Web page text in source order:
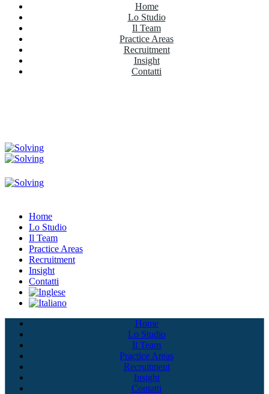
Home
Lo Studio
Il Team
Practice Areas
Recruitment
Insight
Contatti
Home
Lo Studio
Il Team
Practice Areas
Recruitment
Insight
Contatti
Home
Lo Studio
Il Team
Practice Areas
Recruitment
Insight
Contatti